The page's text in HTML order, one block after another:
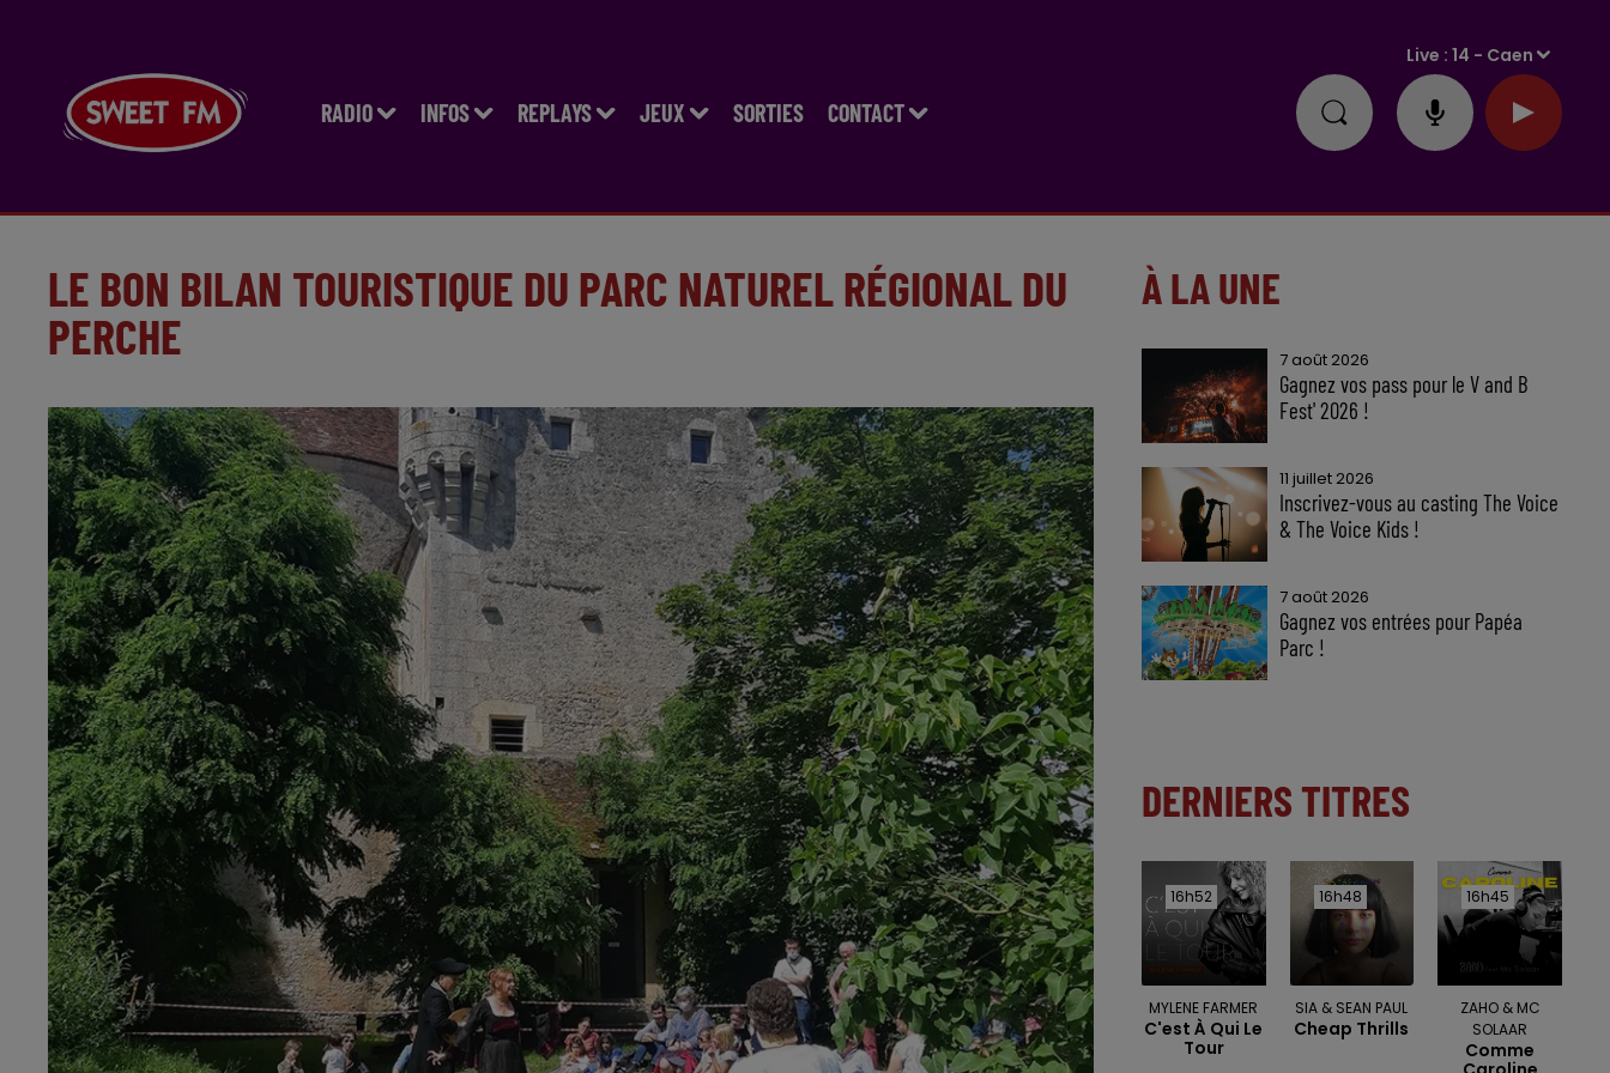
RADIO INFOS REPLAYS JEUX SORTIES CONTACT
Live :14 - Caen
LE BON BILAN TOURISTIQUE DU PARC NATUREL RÉGIONAL DU
PERCHE
À LA UNE
7 août 2026
Gagnez vos pass pour le V and B
Fest' 2026 !
11 juillet 2026
Inscrivez-vous au casting The Voice
& The Voice Kids !
7 août 2026
Gagnez vos entrées pour Papéa
Parc !
DERNIERS TITRES
16h52
16h52
MYLENE FARMER
C'est À Qui Le
Tour
16h48
16h48
SIA & SEAN PAUL
Cheap Thrills
16h45
16h45
ZAHO & MC
SOLAAR
Comme